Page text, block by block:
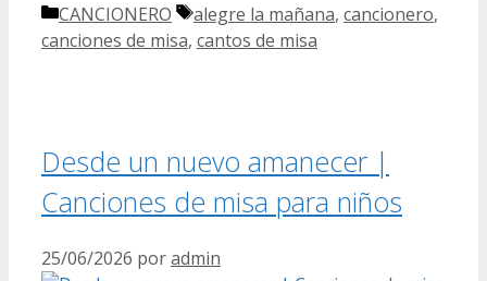
Categorías
CANCIONERO Etiquetas
alegre la mañana, cancionero,
canciones de misa, cantos de misa
Desde un nuevo amanecer |
Canciones de misa para niños
25/06/2026 poradmin